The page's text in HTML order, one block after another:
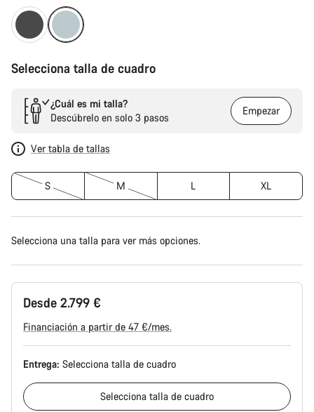
Selecciona talla de cuadro
¿Cuál es mi talla?
Descúbrelo en solo 3 pasos
Empezar
Ver tabla de tallas
S M L XL
Selecciona una talla para ver más opciones.
Desde 2.799 €
Financiación a partir de 47 €/mes.
Entrega: Selecciona talla de cuadro
Selecciona talla de cuadro